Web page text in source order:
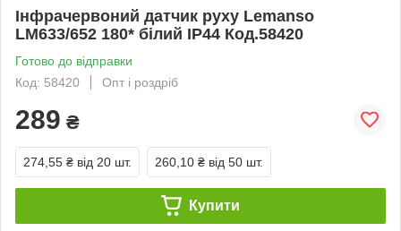
Інфрачервоний датчик руху Lemanso
LM633/652 180* білий IP44 Код.58420
Готово до відправки
Код: 58420
Опт і роздріб
289 ₴
274,55 ₴ від 20 шт. 260,10 ₴ від 50 шт.
Купити